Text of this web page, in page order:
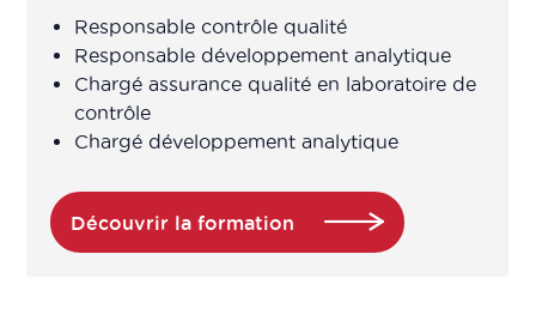
Chargé développement analytique
Chargé développement industriel
Responsable contrôle qualité
Responsable développement analytique
Chargé assurance qualité en laboratoire de
contrôle
Chargé développement analytique
Découvrir la formation